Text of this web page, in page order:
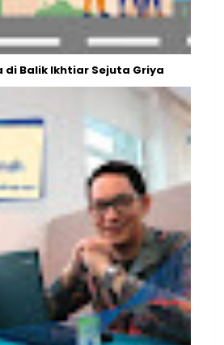
di Balik Ikhtiar Sejuta Griya